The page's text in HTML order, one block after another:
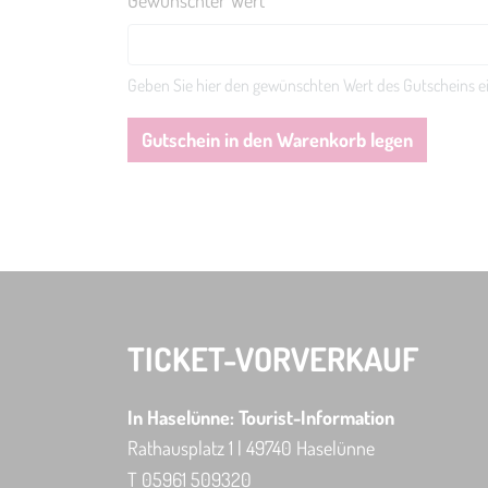
Geben Sie hier den gewünschten Wert des Gutscheins
Gutschein in den Warenkorb legen
TICKET-VORVERKAUF
In Haselünne: Tourist-Information
Rathausplatz 1 | 49740 Haselünne
T 05961 509320